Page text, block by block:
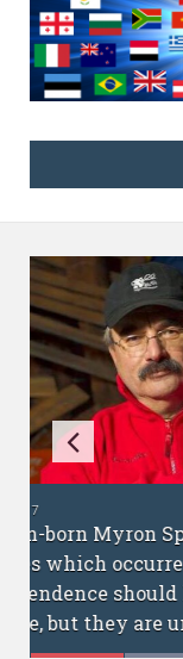
Science
cofounders